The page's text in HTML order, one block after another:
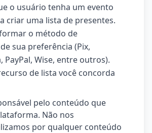
o usuário tenha um evento
criar uma lista de presentes.
o método de
sua preferência (Pix,
PayPal, Wise, entre outros).
de lista você concorda
pelo conteúdo que
Não nos
por qualquer conteúdo